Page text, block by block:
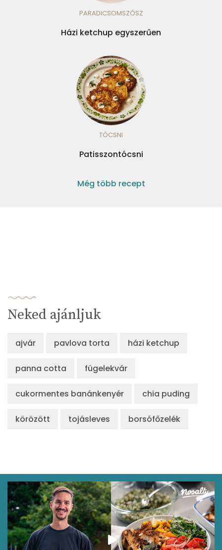
PARADICSOMSZÓSZ
Házi ketchup egyszerűen
TÓCSNI
Patisszontócsni
Még több recept
Neked ajánljuk
ajvár pavlova torta házi ketchup
panna cotta fügelekvár
cukormentes banánkenyér chia puding
körözött tojásleves borsófőzelék